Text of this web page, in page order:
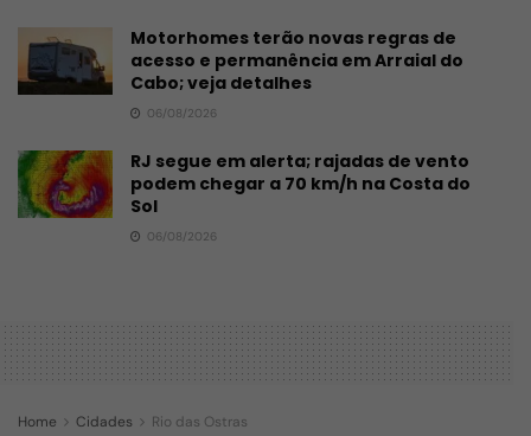
Motorhomes terão novas regras de
acesso e permanência em Arraial do
Cabo; veja detalhes
06/08/2026
RJ segue em alerta; rajadas de vento
podem chegar a 70 km/h na Costa do
Sol
06/08/2026
Home Cidades Rio das Ostras